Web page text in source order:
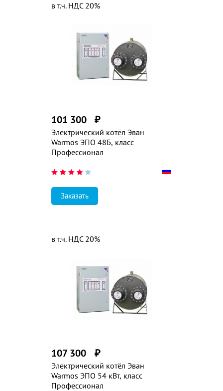
Электрический котёл Эван
Warmos ЭПО 48Б, класс
Профессионал
101 300 ₽
в т.ч. НДС 20%
Заказать
Электрический котёл Эван
Warmos ЭПО 54 кВт, класс
Профессионал
107 300 ₽
в т.ч. НДС 20%